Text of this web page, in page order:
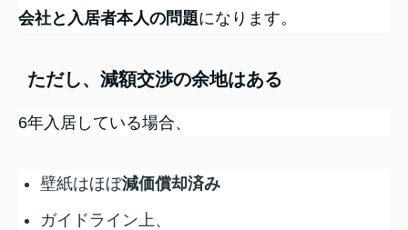
会社と入居者本人の問題になります。
ただし、減額交渉の余地はある
6年入居している場合、
壁紙はほぼ減価償却済み
ガイドライン上、